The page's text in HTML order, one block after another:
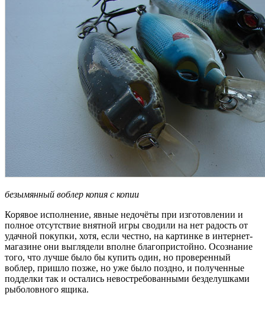
безымянный воблер копия с копии
Корявое исполнение, явные недочёты при изготовлении и
полное отсутствие внятной игры сводили на нет радость от
удачной покупки, хотя, если честно, на картинке в интернет-
магазине они выглядели вполне благопристойно. Осознание
того, что лучше было бы купить один, но проверенный
воблер, пришло позже, но уже было поздно, и полученные
подделки так и остались невостребованными безделушками
рыболовного ящика.